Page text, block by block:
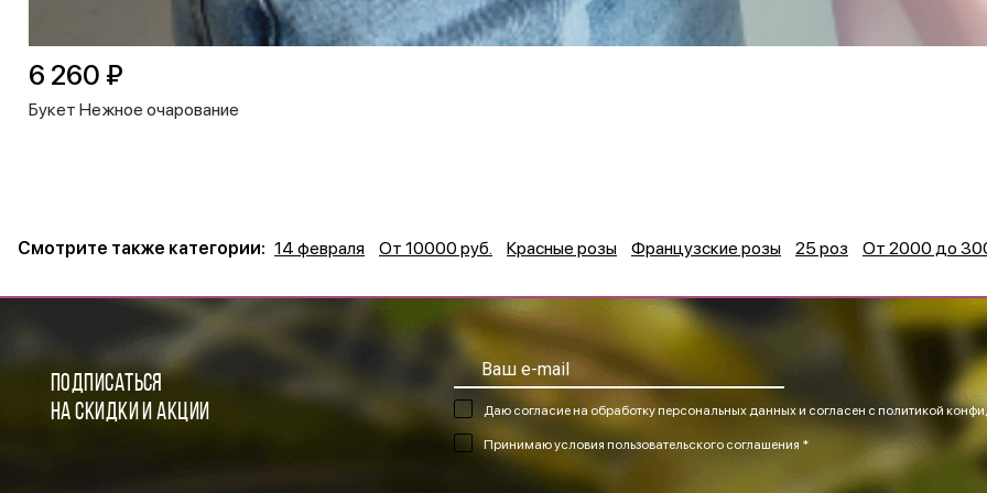
Букет Нежное очарование
6 260 ₽
Смотрите также категории: 14 февраля От 10000 руб. Красные розы Французские розы 25 роз От 2000 до
ПОДПИСАТЬСЯ
НА СКИДКИ И АКЦИИ
Даю согласие на обработку персональных данных и согласен с политикой
Принимаюусловия пользовательского соглашения *